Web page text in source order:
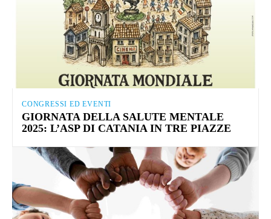
CONGRESSI ED EVENTI
GIORNATA DELLA SALUTE MENTALE
2025: L’ASP DI CATANIA IN TRE PIAZZE